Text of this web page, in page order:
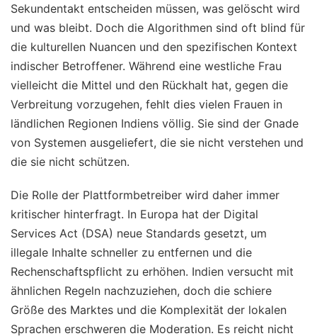
Sekundentakt entscheiden müssen, was gelöscht wird
und was bleibt. Doch die Algorithmen sind oft blind für
die kulturellen Nuancen und den spezifischen Kontext
indischer Betroffener. Während eine westliche Frau
vielleicht die Mittel und den Rückhalt hat, gegen die
Verbreitung vorzugehen, fehlt dies vielen Frauen in
ländlichen Regionen Indiens völlig. Sie sind der Gnade
von Systemen ausgeliefert, die sie nicht verstehen und
die sie nicht schützen.
Die Rolle der Plattformbetreiber wird daher immer
kritischer hinterfragt. In Europa hat der Digital
Services Act (DSA) neue Standards gesetzt, um
illegale Inhalte schneller zu entfernen und die
Rechenschaftspflicht zu erhöhen. Indien versucht mit
ähnlichen Regeln nachzuziehen, doch die schiere
Größe des Marktes und die Komplexität der lokalen
Sprachen erschweren die Moderation. Es reicht nicht